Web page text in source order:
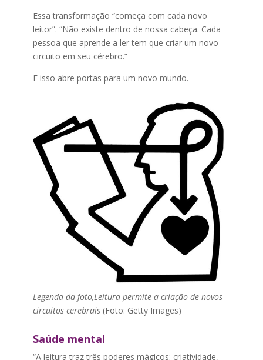
Essa transformação “começa com cada novo
leitor”. “Não existe dentro de nossa cabeça. Cada
pessoa que aprende a ler tem que criar um novo
circuito em seu cérebro.”
E isso abre portas para um novo mundo.
Legenda da foto,Leitura permite a criação de novos
circuitos cerebrais(Foto: Getty Images)
Saúde mental
“A leitura traz três poderes mágicos: criatividade,